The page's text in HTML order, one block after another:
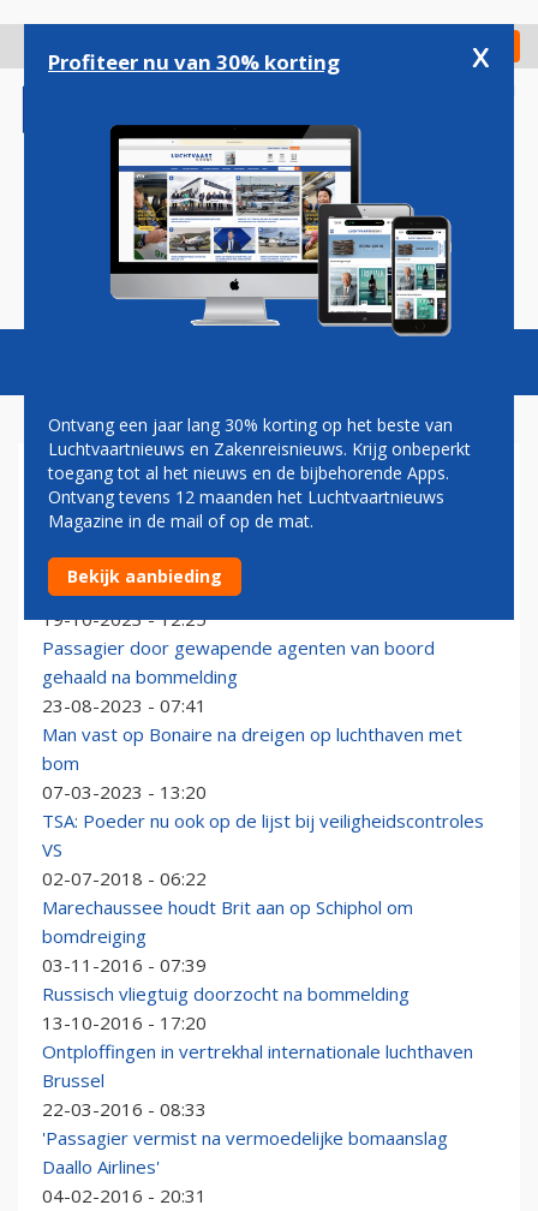
gaan
Check in
Magazine Podcasts Vacatures
BOM
Weer luchthavens in Frankrijk ontruimd na
bommeldingen
19-10-2023 - 12:25
Passagier door gewapende agenten van boord
gehaald na bommelding
23-08-2023 - 07:41
Man vast op Bonaire na dreigen op luchthaven met
bom
07-03-2023 - 13:20
TSA: Poeder nu ook op de lijst bij veiligheidscontroles
VS
02-07-2018 - 06:22
Marechaussee houdt Brit aan op Schiphol om
bomdreiging
03-11-2016 - 07:39
Russisch vliegtuig doorzocht na bommelding
13-10-2016 - 17:20
Ontploffingen in vertrekhal internationale luchthaven
Brussel
22-03-2016 - 08:33
'Passagier vermist na vermoedelijke bomaanslag
Daallo Airlines'
04-02-2016 - 20:31
Profiteer nu van 30% korting x
Ontvang een jaar lang 30% korting op het beste van
Luchtvaartnieuws en Zakenreisnieuws. Krijg onbeperkt
toegang tot al het nieuws en de bijbehorende Apps.
Ontvang tevens 12 maanden het Luchtvaartnieuws
Magazine in de mail of op de mat.
Bekijk aanbieding